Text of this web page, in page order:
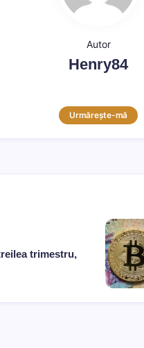
Autor
Henry84
Urmărește-mă
trimestru,